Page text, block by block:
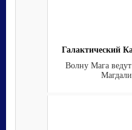
Галактический
Волну Мага